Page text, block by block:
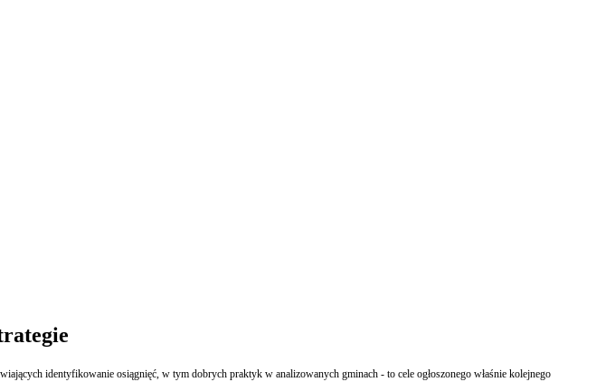
identyfikowanie osiągnięć, w tym dobrych praktyk w analizowanych gminach - to cele ogłoszonego właśnie kolejnego